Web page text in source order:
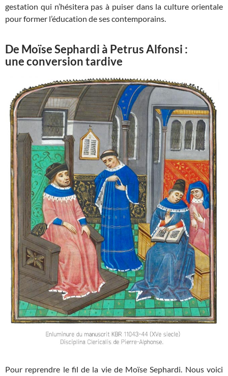
gestation qui n’hésitera pas à puiser dans la culture orientale
pour former l’éducation de ses contemporains.
De Moïse Sephardi à Petrus Alfonsi :
une conversion tardive
Pour reprendre le fil de la vie de Moïse Sephardi. Nous voici